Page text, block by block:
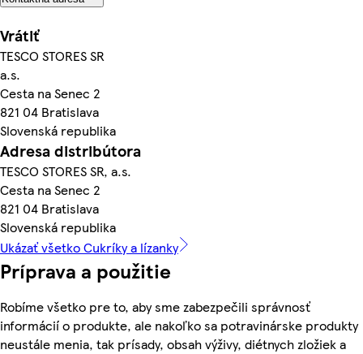
Vrátiť
TESCO STORES SR
a.s.
Cesta na Senec 2
821 04 Bratislava
Slovenská republika
Adresa distribútora
TESCO STORES SR, a.s.
Cesta na Senec 2
821 04 Bratislava
Slovenská republika
Ukázať všetko Cukríky a lízanky
Príprava a použitie
Robíme všetko pre to, aby sme zabezpečili správnosť
informácií o produkte, ale nakoľko sa potravinárske produkty
neustále menia, tak prísady, obsah výživy, diétnych zložiek a